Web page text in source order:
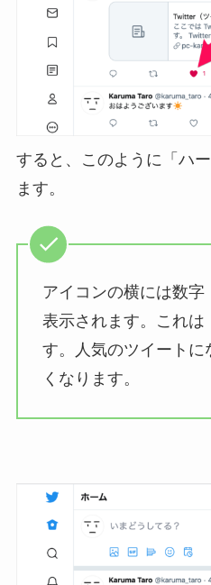
すると、このように「ハ
ます。
アイコンの横には数
表示されます。これは
す。人気のツイートに
くなります。